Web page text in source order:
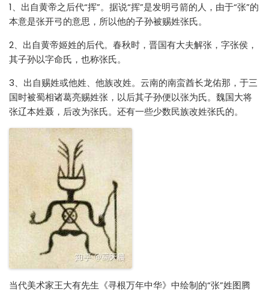
1、出自黄帝之后代“挥”。据说“挥”是发明弓箭的人，由于“张”的
本意是张开弓的意思，所以他的子孙被赐姓张氏。
2、出自黄帝姬姓的后代。春秋时，晋国有大夫解张，字张侯，
其子孙以字命氏，也称张氏。
3、出自赐姓或他姓、他族改姓。云南的南蛮酋长龙佑那，于三
国时被蜀相诸葛亮赐姓张，以后其子孙便以张为氏。魏国大将
张辽本姓聂，后改为张氏。还有一些少数民族改姓张氏的。
当代美术家王大有先生《寻根万年中华》中绘制的“张”姓图腾